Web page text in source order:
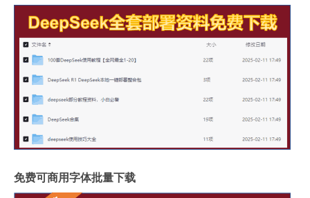
免费可商用字体批量下载